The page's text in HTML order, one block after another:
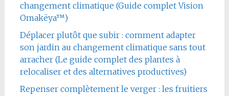
changement climatique (Guide complet Vision
Omakëya™)
Déplacer plutôt que subir : comment adapter
son jardin au changement climatique sans tout
arracher (Le guide complet des plantes à
relocaliser et des alternatives productives)
Repenser complètement le verger : les fruitiers